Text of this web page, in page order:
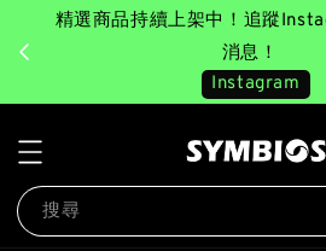
精選商品持續上架中！追蹤
消息！
Instagram
搜尋